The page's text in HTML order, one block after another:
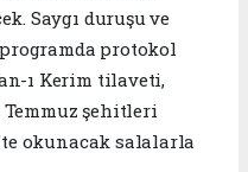
Saygı duruşu ve
protokol
ı Kerim tilaveti,
şehitleri
okunacak salalarla